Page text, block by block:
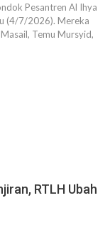
Pesantren Al Ihya
(4/7/2026). Mereka
Temu Mursyid,
RTLH Ubah